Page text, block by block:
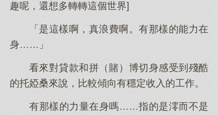
趣呢，還想多轉轉這個世界]
「是這樣啊，真浪費啊。有那樣的能力在
身……」
看來對貸款和拼（賭）博切身感受到殘酷
的托婭桑來說，比較傾向有穩定收入的工作。
有那樣的力量在身嗎……指的是澪而不是